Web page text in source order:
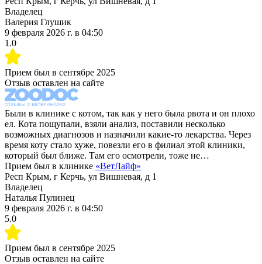
Владелец
Валерия Глушик
9 февраля 2026 г. в 04:50
1.0
Прием был в сентябре 2025
Отзыв оставлен на сайте
Были в клинике с котом, так как у него была рвота и он плохо
ел. Кота пощупали, взяли анализ, поставили несколько
возможных диагнозов и назначили какие-то лекарства. Через
время коту стало хуже, повезли его в филиал этой клиники,
который был ближе. Там его осмотрели, тоже не…
Прием был в клинике «ВетЛайф»
Респ Крым, г Керчь, ул Вишневая, д 1
Владелец
Наталья Пулинец
9 февраля 2026 г. в 04:50
5.0
Прием был в сентябре 2025
Отзыв оставлен на сайте